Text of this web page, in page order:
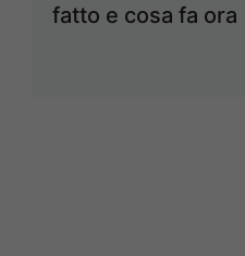
fatto e cosa fa ora